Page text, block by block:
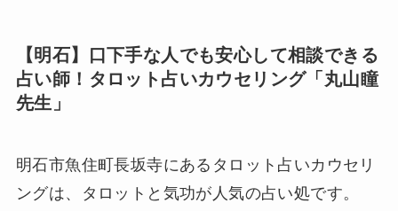
【明石】口下手な人でも安心して相談できる
占い師！タロット占いカウセリング「丸山瞳
先生」
明石市魚住町長坂寺にあるタロット占いカウセリ
ングは、タロットと気功が人気の占い処です。